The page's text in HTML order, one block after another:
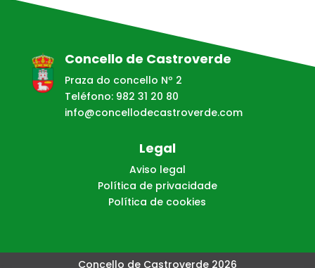
Concello de Castroverde
Praza do concello Nº 2
Teléfono: 982 31 20 80
info@concellodecastroverde.com
Legal
Aviso legal
Política de privacidade
Política de cookies
Concello de Castroverde 2026